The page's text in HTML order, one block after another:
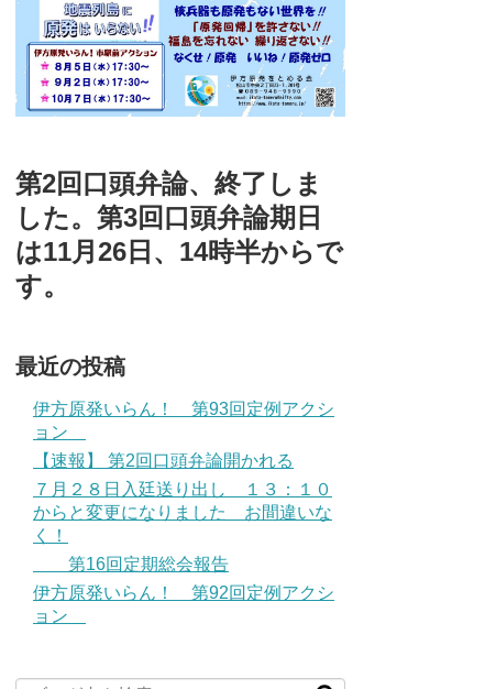
第2回口頭弁論、終了しま
した。第3回口頭弁論期日
は11月26日、14時半からで
す。
最近の投稿
伊方原発いらん！ 第93回定例アクシ
ョン
【速報】 第2回口頭弁論開かれる
７月２８日入廷送り出し １３：１０
からと変更になりました お間違いな
く！
第16回定期総会報告
伊方原発いらん！ 第92回定例アクシ
ョン